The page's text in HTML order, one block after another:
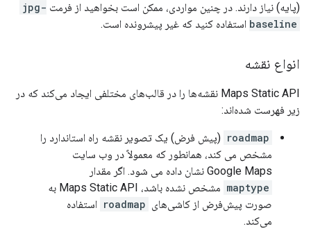
(پایه) نیاز دارند. در چنین مواردی، ممکن است بخواهید از فرمت jpg-
baseline استفاده کنید که غیر پیشرونده است.
انواع نقشه
Maps Static API نقشه‌ها را در قالب‌های مختلفی ایجاد می‌کند که در
زیر فهرست شده‌اند:
roadmap (پیش فرض) یک تصویر نقشه راه استاندارد را
مشخص می کند، همانطور که معمولاً در وب سایت
Google Maps نشان داده می شود. اگر مقدار
maptype
مشخص نشده باشد، Maps Static API به
صورت پیش‌فرض از کاشی‌های roadmap استفاده
می‌کند.